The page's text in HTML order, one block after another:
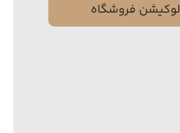
لوکیشن فروشگاه